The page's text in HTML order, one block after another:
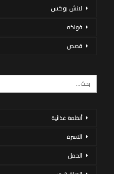
لانش بوكس
فواكه
قصص
أنظمة غذائية
الاسرة
الحمل